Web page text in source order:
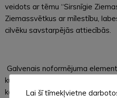
veidots ar tēmu “Sirsnīgie
Ziemassvētkus ar mīlestību,
cilvēku savstarpējās attiecībās.
Galvenais noformējuma
kuras zaros iemirdzēsies īpaši
ka patiesie Ziemassvētki ir
Lai šī tīmekļvietne